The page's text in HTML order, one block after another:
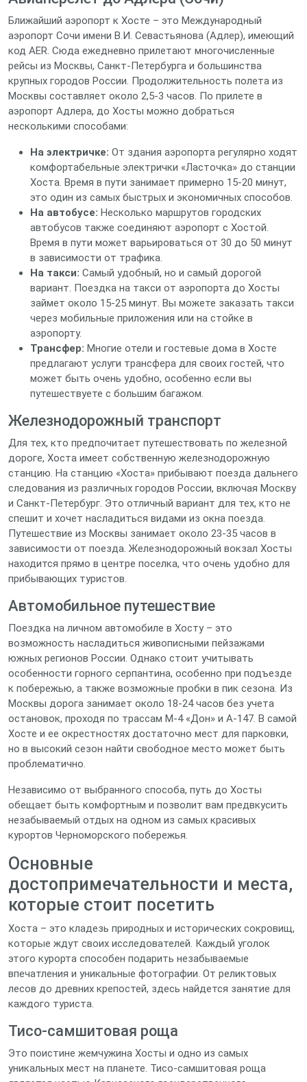
Ближайший аэропорт к Хосте – это Международный
аэропорт Сочи имени В.И. Севастьянова (Адлер), имеющий
код AER. Сюда ежедневно прилетают многочисленные
рейсы из Москвы, Санкт-Петербурга и большинства
крупных городов России. Продолжительность полета из
Москвы составляет около 2,5-3 часов. По прилете в
аэропорт Адлера, до Хосты можно добраться
несколькими способами:
На электричке: От здания аэропорта регулярно ходят
комфортабельные электрички «Ласточка» до станции
Хоста. Время в пути занимает примерно 15-20 минут,
это один из самых быстрых и экономичных способов.
На автобусе: Несколько маршрутов городских
автобусов также соединяют аэропорт с Хостой.
Время в пути может варьироваться от 30 до 50 минут
в зависимости от трафика.
На такси: Самый удобный, но и самый дорогой
вариант. Поездка на такси от аэропорта до Хосты
займет около 15-25 минут. Вы можете заказать такси
через мобильные приложения или на стойке в
аэропорту.
Трансфер: Многие отели и гостевые дома в Хосте
предлагают услуги трансфера для своих гостей, что
может быть очень удобно, особенно если вы
путешествуете с большим багажом.
Железнодорожный транспорт
Для тех, кто предпочитает путешествовать по железной
дороге, Хоста имеет собственную железнодорожную
станцию. На станцию «Хоста» прибывают поезда дальнего
следования из различных городов России, включая Москву
и Санкт-Петербург. Это отличный вариант для тех, кто не
спешит и хочет насладиться видами из окна поезда.
Путешествие из Москвы занимает около 23-35 часов в
зависимости от поезда. Железнодорожный вокзал Хосты
находится прямо в центре поселка, что очень удобно для
прибывающих туристов.
Автомобильное путешествие
Поездка на личном автомобиле в Хосту – это
возможность насладиться живописными пейзажами
южных регионов России. Однако стоит учитывать
особенности горного серпантина, особенно при подъезде
к побережью, а также возможные пробки в пик сезона. Из
Москвы дорога занимает около 18-24 часов без учета
остановок, проходя по трассам М-4 «Дон» и А-147. В самой
Хосте и ее окрестностях достаточно мест для парковки,
но в высокий сезон найти свободное место может быть
проблематично.
Независимо от выбранного способа, путь до Хосты
обещает быть комфортным и позволит вам предвкусить
незабываемый отдых на одном из самых красивых
курортов Черноморского побережья.
Основные
достопримечательности и места,
которые стоит посетить
Хоста – это кладезь природных и исторических сокровищ,
которые ждут своих исследователей. Каждый уголок
этого курорта способен подарить незабываемые
впечатления и уникальные фотографии. От реликтовых
лесов до древних крепостей, здесь найдется занятие для
каждого туриста.
Тисо-самшитовая роща
Это поистине жемчужина Хосты и одно из самых
уникальных мест на планете. Тисо-самшитовая роща